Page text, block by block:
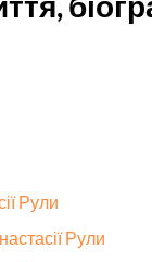
Рули
Рули